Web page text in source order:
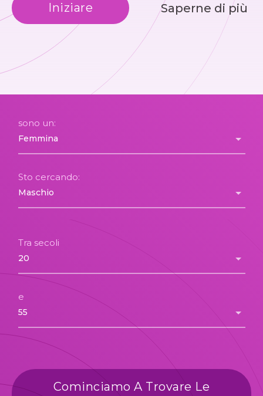
Iniziare Saperne di più
sono un:
Sto cercando:
Tra secoli
e
Cominciamo A Trovare Le